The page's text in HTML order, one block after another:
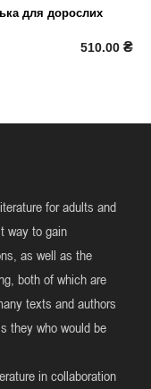
для дорослих
510.00 ₴
for adults and
way to gain
as well as the
both of which are
texts and authors
they who would be
in collaboration